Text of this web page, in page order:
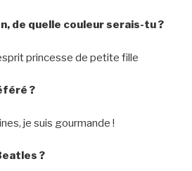
de quelle couleur serais-tu ?
princesse de petite fille
?
je suis gourmande !
?